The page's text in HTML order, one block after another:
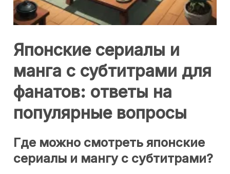
Японские сериалы и
манга с субтитрами для
фанатов: ответы на
популярные вопросы
Где можно смотреть японские
сериалы и мангу с субтитрами?